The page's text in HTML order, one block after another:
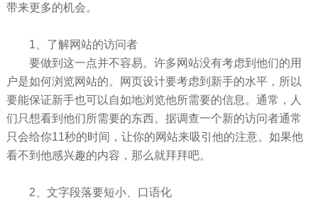
带来更多的机会。
1、了解网站的访问者
要做到这一点并不容易。许多网站没有考虑到他们的用
户是如何浏览网站的。网页设计要考虑到新手的水平，所以
要能保证新手也可以自如地浏览他所需要的信息。通常，人
们只想看到他们所需要的东西。据调查一个新的访问者通常
只会给你11秒的时间，让你的网站来吸引他的注意。如果他
看不到他感兴趣的内容，那么就拜拜吧。
2、文字段落要短小、口语化